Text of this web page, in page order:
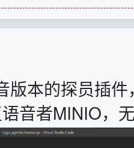
版本的探员插
音者MINIO，